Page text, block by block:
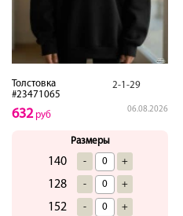
Толстовка
#23471065
2-1-29
06.08.2026
632руб
Размеры
140 - +
128 - +
152 - +